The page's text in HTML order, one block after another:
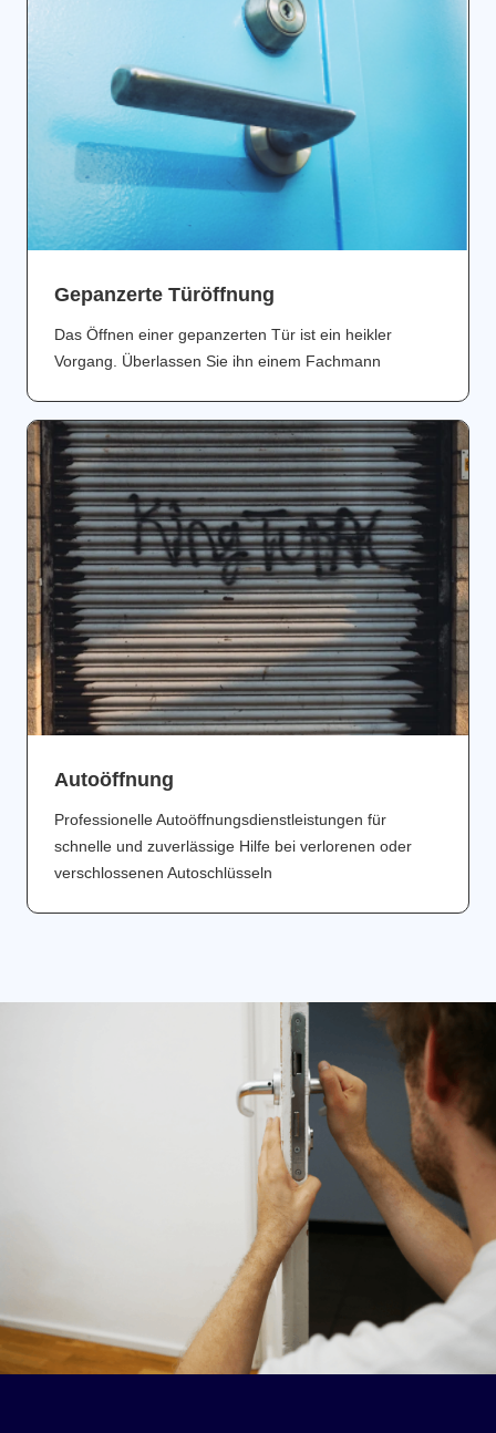
Gepanzerte Türöffnung
Das Öffnen einer gepanzerten Tür ist ein heikler
Vorgang. Überlassen Sie ihn einem Fachmann
Аutoöffnung
Professionelle Autoöffnungsdienstleistungen für
schnelle und zuverlässige Hilfe bei verlorenen oder
verschlossenen Autoschlüsseln